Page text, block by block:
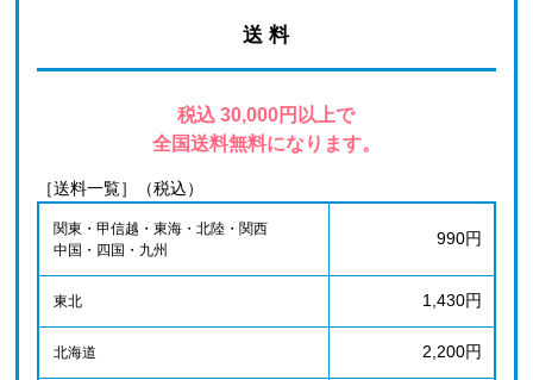
送 料
税込 30,000円以上で
全国送料無料になります。
［送料一覧］（税込）
関東・甲信越・東海・北陸・関西
中国・四国・九州
990円
東北 1,430円
北海道 2,200円